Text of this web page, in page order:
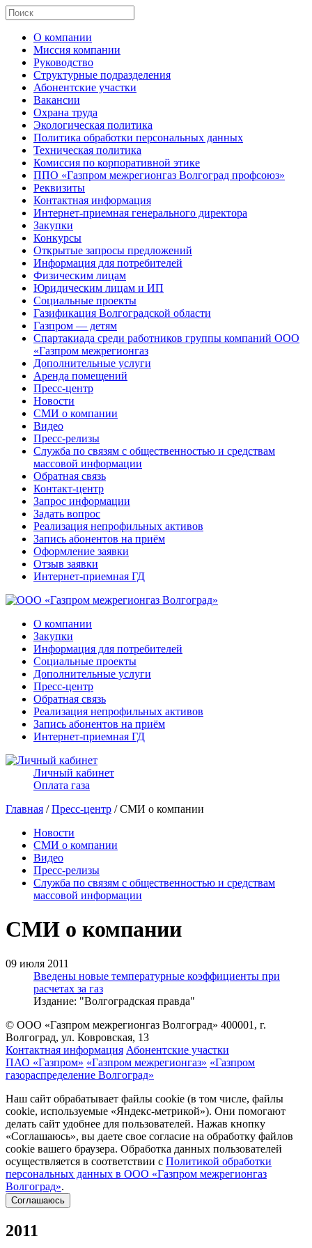
О компании
Миссия компании
Руководство
Структурные подразделения
Абонентские участки
Вакансии
Охрана труда
Экологическая политика
Политика обработки персональных данных
Техническая политика
Комиссия по корпоративной этике
ППО «Газпром межрегионгаз Волгоград профсоюз»
Реквизиты
Контактная информация
Интернет-приемная генерального директора
Закупки
Конкурсы
Открытые запросы предложений
Информация для потребителей
Физическим лицам
Юридическим лицам и ИП
Социальные проекты
Газификация Волгоградской области
Газпром — детям
Спартакиада среди работников группы компаний ООО
«Газпром межрегионгаз
Дополнительные услуги
Аренда помещений
Пресс-центр
Новости
СМИ о компании
Видео
Пресс-релизы
Служба по связям с общественностью и средствам
массовой информации
Обратная связь
Контакт-центр
Запрос информации
Задать вопрос
Реализация непрофильных активов
Запись абонентов на приём
Оформление заявки
Отзыв заявки
Интернет-приемная ГД
О компании
Закупки
Информация для потребителей
Социальные проекты
Дополнительные услуги
Пресс-центр
Обратная связь
Реализация непрофильных активов
Запись абонентов на приём
Интернет-приемная ГД
Личный кабинет
Оплата газа
Главная /Пресс-центр / СМИ о компании
Новости
СМИ о компании
Видео
Пресс-релизы
Служба по связям с общественностью и средствам
массовой информации
СМИ о компании
09 июля 2011
Введены новые температурные коэффициенты при
расчетах за газ
Издание: "Волгоградская правда"
© ООО «Газпром межрегионгаз Волгоград» 400001, г.
Волгоград, ул. Ковровская, 13
Контактная информация Абонентские участки
ПАО «Газпром» «Газпром межрегионгаз» «Газпром
газораспределение Волгоград»
Наш сайт обрабатывает файлы cookie (в том числе, файлы
cookie, используемые «Яндекс-метрикой»). Они помогают
делать сайт удобнее для пользователей. Нажав кнопку
«Соглашаюсь», вы даете свое согласие на обработку файлов
cookie вашего браузера. Обработка данных пользователей
осуществляется в соответствии с Политикой обработки
персональных данных в ООО «Газпром межрегионгаз
Волгоград».
Соглашаюсь
2011